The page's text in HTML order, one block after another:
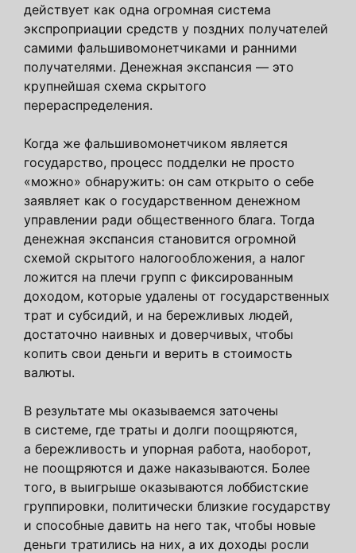
действует как одна огромная система
экспроприации средств у поздних получателей
самими фальшивомонетчиками и ранними
получателями. Денежная экспансия — это
крупнейшая схема скрытого
перераспределения.
Когда же фальшивомонетчиком является
государство, процесс подделки не просто
«можно» обнаружить: он сам открыто о себе
заявляет как о государственном денежном
управлении ради общественного блага. Тогда
денежная экспансия становится огромной
схемой скрытого налогообложения, а налог
ложится на плечи групп с фиксированным
доходом, которые удалены от государственных
трат и субсидий, и на бережливых людей,
достаточно наивных и доверчивых, чтобы
копить свои деньги и верить в стоимость
валюты.
В результате мы оказываемся заточены
в системе, где траты и долги поощряются,
а бережливость и упорная работа, наоборот,
не поощряются и даже наказываются. Более
того, в выигрыше оказываются лоббистские
группировки, политически близкие государству
и способные давить на него так, чтобы новые
деньги тратились на них, а их доходы росли